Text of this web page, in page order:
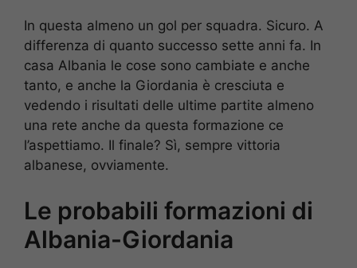
In questa almeno un gol per squadra. Sicuro. A
differenza di quanto successo sette anni fa. In
casa Albania le cose sono cambiate e anche
tanto, e anche la Giordania è cresciuta e
vedendo i risultati delle ultime partite almeno
una rete anche da questa formazione ce
l’aspettiamo. Il finale? Sì, sempre vittoria
albanese, ovviamente.
Le probabili formazioni di
Albania-Giordania